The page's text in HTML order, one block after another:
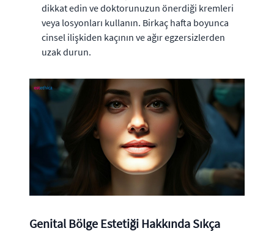
dikkat edin ve doktorunuzun önerdiği kremleri
veya losyonları kullanın. Birkaç hafta boyunca
cinsel ilişkiden kaçının ve ağır egzersizlerden
uzak durun.
Genital Bölge Estetiği Hakkında Sıkça